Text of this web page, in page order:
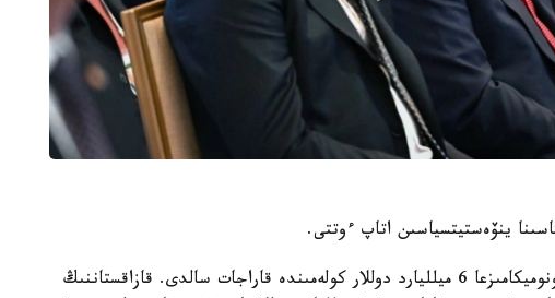
ينۆەستيتسياسىن اتاپ ءوتتى.
- بۇگىنگە دەيىن تۇرىك كاسىپكەرلەرى ەكونوميكامىزعا 6 ميلليارد دوللار كولەمىندە قاراجات سالدى. قازاقستاننىڭ